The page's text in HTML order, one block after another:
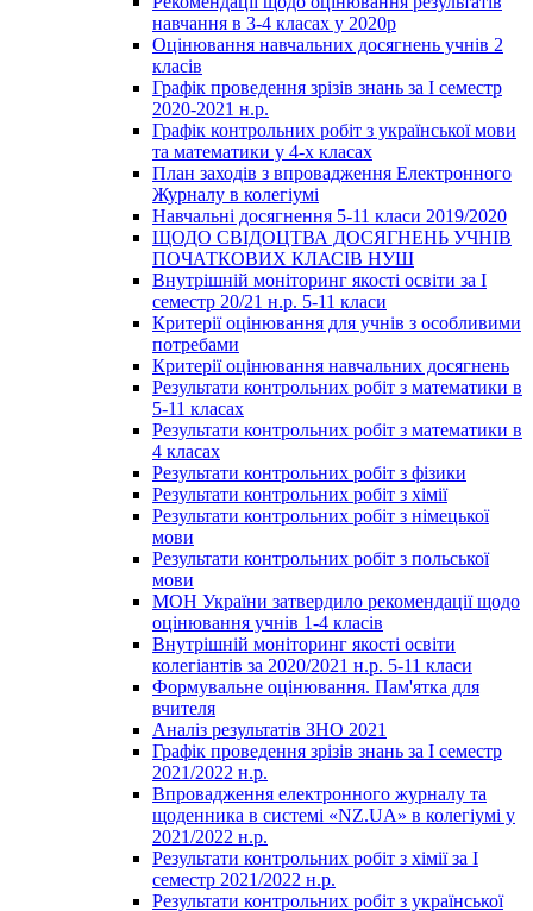
навчання в 3-4 класах у 2020р
Оцінювання навчальних досягнень учнів 2
класів
Графік проведення зрізів знань за І семестр
2020-2021 н.р.
Графік контрольних робіт з української мови
та математики у 4-х класах
План заходів з впровадження Електронного
Журналу в колегіумі
Навчальні досягнення 5-11 класи 2019/2020
ЩОДО СВІДОЦТВА ДОСЯГНЕНЬ УЧНІВ
ПОЧАТКОВИХ КЛАСІВ НУШ
Внутрішній моніторинг якості освіти за І
семестр 20/21 н.р. 5-11 класи
Критерії оцінювання для учнів з особливими
потребами
Критерії оцінювання навчальних досягнень
Результати контрольних робіт з математики в
5-11 класах
Результати контрольних робіт з математики в
4 класах
Результати контрольних робіт з фізики
Результати контрольних робіт з хімії
Результати контрольних робіт з німецької
мови
Результати контрольних робіт з польської
мови
МОН України затвердило рекомендації щодо
оцінювання учнів 1-4 класів
Внутрішній моніторинг якості освіти
колегіантів за 2020/2021 н.р. 5-11 класи
Формувальне оцінювання. Пам'ятка для
вчителя
Аналіз результатів ЗНО 2021
Графік проведення зрізів знань за І семестр
2021/2022 н.р.
Впровадження електронного журналу та
щоденника в системі «NZ.UA» в колегіумі у
2021/2022 н.р.
Результати контрольних робіт з хімії за І
семестр 2021/2022 н.р.
Результати контрольних робіт з української